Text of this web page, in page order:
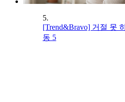
5.
[Trend&Bravo] 거절 못
동 5